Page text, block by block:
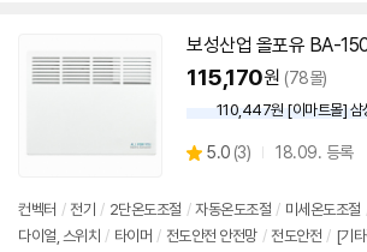
보성산업 올포유 BA-
115,170원 (78몰)
110,447원 [이마트몰] 삼
별
5.0 (상
리
뷰
3) 18.09. 등록
컨벡터 / 전기 / 2단온도조절 / 자동온도조절 / 미세온도조절
다이얼, 스위치 / 타이머 / 전도안전 안전망 / 전도안전 / [기